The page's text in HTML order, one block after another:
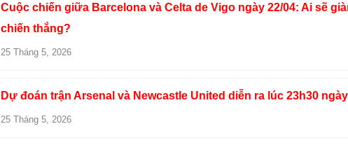
Cuộc chiến giữa Barcelona và Celta de Vigo ngày 22/04: Ai sẽ
chiến thắng?
25 Tháng 5, 2026
Dự đoán trận Arsenal và Newcastle United diễn ra lúc 23h30
25 Tháng 5, 2026